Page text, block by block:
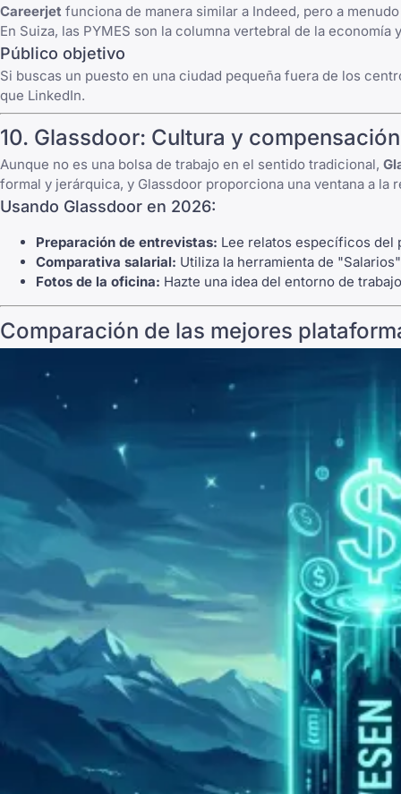
Careerjet funciona de manera similar a Indeed, pero a
En Suiza, las PYMES son la columna vertebral de la
Público objetivo
Si buscas un puesto en una ciudad pequeña fuera de los
que LinkedIn.
10. Glassdoor: Cultura y compensación
Aunque no es una bolsa de trabajo en el sentido tradicional,
formal y jerárquica, y Glassdoor proporciona una ventana a la
Usando Glassdoor en 2026:
Preparación de entrevistas: Lee relatos específicos del
Comparativa salarial: Utiliza la herramienta de
Fotos de la oficina: Hazte una idea del entorno de
Comparación de las mejores